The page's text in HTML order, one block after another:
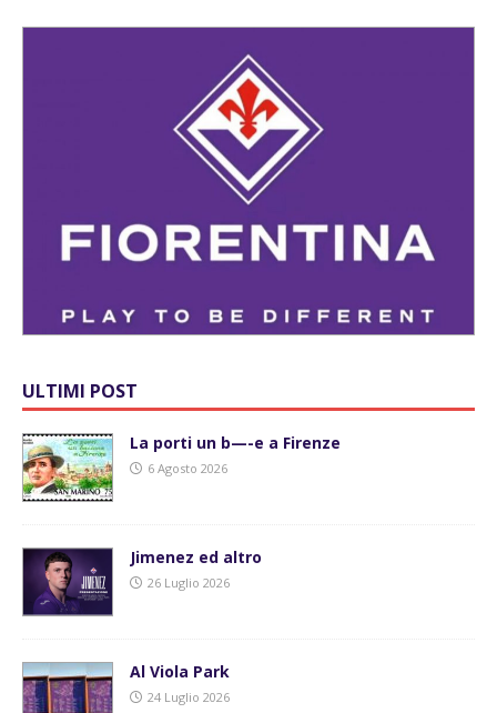
ULTIMI POST
La porti un b—-e a Firenze
6 Agosto 2026
Jimenez ed altro
26 Luglio 2026
Al Viola Park
24 Luglio 2026